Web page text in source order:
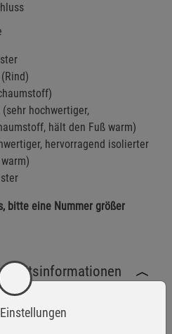
(sehr hochwertiger,
hält den Fuß warm)
hervorragend isolierter
bitte eine Nummer größer